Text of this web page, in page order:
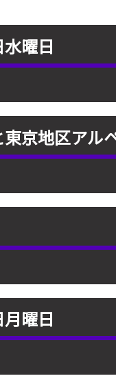
曜日
京地区アル
曜日